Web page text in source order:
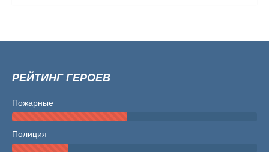
РЕЙТИНГ ГЕРОЕВ
Пожарные
Полиция